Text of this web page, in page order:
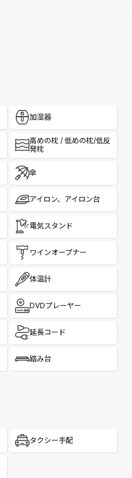
加湿器
高めの枕 / 低めの枕/低反
発枕
傘
アイロン、アイロン台
電気スタンド
ワインオープナー
体温計
DVDプレーヤー
延長コード
踏み台
タクシー手配